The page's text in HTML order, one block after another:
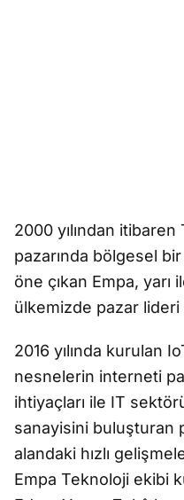
2000 yılından
pazarında bölgesel
öne çıkan Empa,
ülkemizde pazar lideri
2016 yılında kurulan
nesnelerin interneti
ihtiyaçları ile IT
sanayisini buluşturan
alandaki hızlı
Empa Teknoloji ekibi